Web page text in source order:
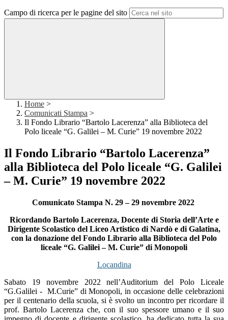
Campo di ricerca per le pagine del sito
Home >
Comunicati Stampa >
Il Fondo Librario “Bartolo Lacerenza” alla Biblioteca del
Polo liceale “G. Galilei – M. Curie” 19 novembre 2022
Il Fondo Librario “Bartolo Lacerenza”
alla Biblioteca del Polo liceale “G. Galilei
– M. Curie” 19 novembre 2022
Comunicato Stampa N. 29 – 29 novembre 2022
Ricordando Bartolo Lacerenza, Docente di Storia dell’Arte e
Dirigente Scolastico del Liceo Artistico di Nardò e di Galatina,
con la donazione del Fondo Librario alla Biblioteca del Polo
liceale “G. Galilei – M. Curie” di Monopoli
Locandina
Sabato 19 novembre 2022 nell’Auditorium del Polo Liceale
“G.Galilei - M.Curie” di Monopoli, in occasione delle celebrazioni
per il centenario della scuola, si è svolto un incontro per ricordare il
prof. Bartolo Lacerenza che, con il suo spessore umano e il suo